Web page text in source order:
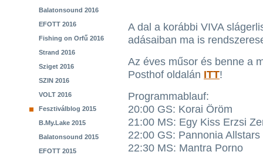
Balatonsound 2016
EFOTT 2016
Fishing on Orfű 2016
Strand 2016
Sziget 2016
SZIN 2016
VOLT 2016
Fesztiválblog 2015
B.My.Lake 2015
Balatonsound 2015
EFOTT 2015
A dal a korábbi VIVA
adásaiban ma is
Az éves műsor és benne a
Posthof oldalán ITT!
Programmablauf:
20:00 GS: Korai Öröm
21:00 MS: Egy Kiss Erzsi
22:00 GS: Pannonia
22:30 MS: Mantra Porno